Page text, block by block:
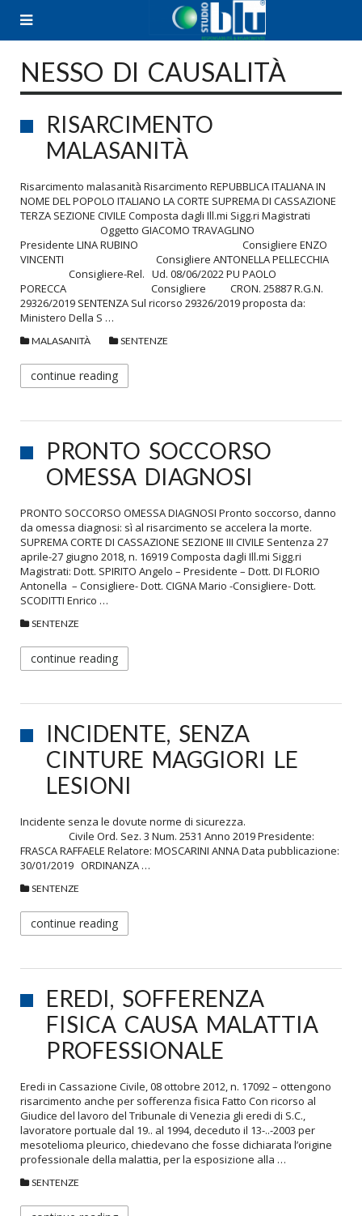
NESSO DI CAUSALITÀ
RISARCIMENTO
MALASANITÀ
Risarcimento malasanità Risarcimento REPUBBLICA ITALIANA IN
NOME DEL POPOLO ITALIANO LA CORTE SUPREMA DI CASSAZIONE
TERZA SEZIONE CIVILE Composta dagli Ill.mi Sigg.ri Magistrati
Oggetto GIACOMO TRAVAGLINO
Presidente LINA RUBINO Consigliere ENZO
VINCENTI Consigliere ANTONELLA PELLECCHIA
Consigliere-Rel. Ud. 08/06/2022 PU PAOLO
PORECCA Consigliere CRON. 25887 R.G.N.
29326/2019 SENTENZA Sul ricorso 29326/2019 proposta da:
Ministero Della S …
MALASANITÀ SENTENZE
continue reading
PRONTO SOCCORSO
OMESSA DIAGNOSI
PRONTO SOCCORSO OMESSA DIAGNOSI Pronto soccorso, danno
da omessa diagnosi: sì al risarcimento se accelera la morte.
SUPREMA CORTE DI CASSAZIONE SEZIONE III CIVILE Sentenza 27
aprile-27 giugno 2018, n. 16919 Composta dagli Ill.mi Sigg.ri
Magistrati: Dott. SPIRITO Angelo – Presidente – Dott. DI FLORIO
Antonella – Consigliere- Dott. CIGNA Mario -Consigliere- Dott.
SCODITTI Enrico …
SENTENZE
continue reading
INCIDENTE, SENZA
CINTURE MAGGIORI LE
LESIONI
Incidente senza le dovute norme di sicurezza.
Civile Ord. Sez. 3 Num. 2531 Anno 2019 Presidente:
FRASCA RAFFAELE Relatore: MOSCARINI ANNA Data pubblicazione:
30/01/2019 ORDINANZA …
SENTENZE
continue reading
EREDI, SOFFERENZA
FISICA CAUSA MALATTIA
PROFESSIONALE
Eredi in Cassazione Civile, 08 ottobre 2012, n. 17092 – ottengono
risarcimento anche per sofferenza fisica Fatto Con ricorso al
Giudice del lavoro del Tribunale di Venezia gli eredi di S.C.,
lavoratore portuale dal 19.. al 1994, deceduto il 13-..-2003 per
mesotelioma pleurico, chiedevano che fosse dichiarata l’origine
professionale della malattia, per la esposizione alla …
SENTENZE